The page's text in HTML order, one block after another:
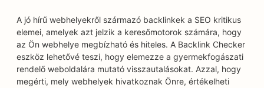
A jó hírű webhelyekről származó backlinkek a SEO kritikus
elemei, amelyek azt jelzik a keresőmotorok számára, hogy
az Ön webhelye megbízható és hiteles. A Backlink Checker
eszköz lehetővé teszi, hogy elemezze a gyermekfogászati
rendelő weboldalára mutató visszautalásokat. Azzal, hogy
megérti, mely webhelyek hivatkoznak Önre, értékelheti